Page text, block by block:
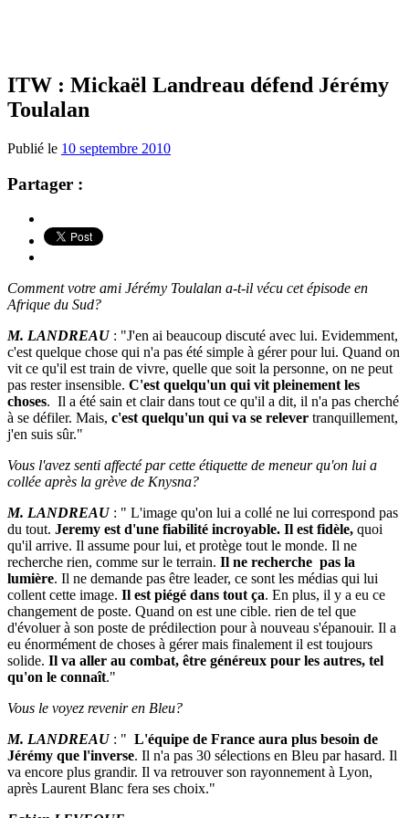
ITW : Mickaël Landreau défend Jérémy
Toulalan
Publié le 10 septembre 2010
Partager :
Comment votre ami Jérémy Toulalan a-t-il vécu cet épisode en
Afrique du Sud?
M. LANDREAU : "J'en ai beaucoup discuté avec lui. Evidemment,
c'est quelque chose qui n'a pas été simple à gérer pour lui. Quand on
vit ce qu'il est train de vivre, quelle que soit la personne, on ne peut
pas rester insensible. C'est quelqu'un qui vit pleinement les
choses. Il a été sain et clair dans tout ce qu'il a dit, il n'a pas cherché
à se défiler. Mais, c'est quelqu'un qui va se relever tranquillement,
j'en suis sûr."
Vous l'avez senti affecté par cette étiquette de meneur qu'on lui a
collée après la grève de Knysna?
M. LANDREAU: " L'image qu'on lui a collé ne lui correspond pas
du tout. Jeremy est d'une fiabilité incroyable. Il est fidèle, quoi
qu'il arrive. Il assume pour lui, et protège tout le monde. Il ne
recherche rien, comme sur le terrain. Il ne recherche pas la
lumière. Il ne demande pas être leader, ce sont les médias qui lui
collent cette image. Il est piégé dans tout ça. En plus, il y a eu ce
changement de poste. Quand on est une cible. rien de tel que
d'évoluer à son poste de prédilection pour à nouveau s'épanouir. Il a
eu énormément de choses à gérer mais finalement il est toujours
solide. Il va aller au combat, être généreux pour les autres, tel
qu'on le connaît."
Vous le voyez revenir en Bleu?
M. LANDREAU: " L'équipe de France aura plus besoin de
Jérémy que l'inverse. Il n'a pas 30 sélections en Bleu par hasard. Il
va encore plus grandir. Il va retrouver son rayonnement à Lyon,
après Laurent Blanc fera ses choix."